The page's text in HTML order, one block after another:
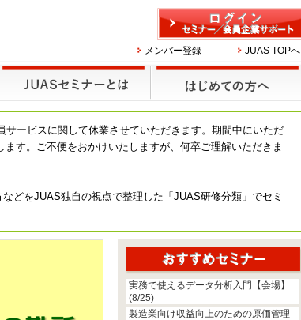
メンバー登録 JUAS TOPへ
サービスに関して休業させていただきます。期間中にいただ
す。ご不便をおかけいたしますが、何卒ご理解いただきま
どをJUAS独自の視点で整理した「JUAS研修分類」でセミ
実務で使えるデータ分析入門【会場】
(8/25)
製造業向け収益向上のための原価管理